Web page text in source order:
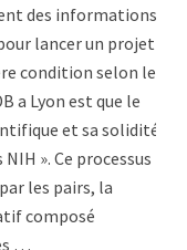
des informations
lancer un projet
condition selon le
a Lyon est que le
et sa solidité
». Ce processus
les pairs, la
composé
…